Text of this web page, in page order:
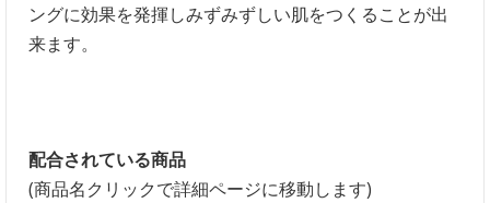
ングに効果を発揮しみずみずしい肌をつくることが出
来ます。
配合されている商品
(商品名クリックで詳細ページに移動します)